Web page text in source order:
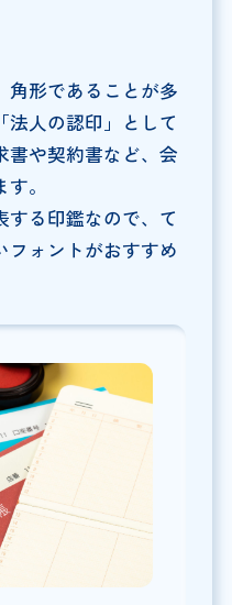
角形であることが多
法人の認印」として
書や契約書など、会
。
る印鑑なので、て
フォントがおすすめ